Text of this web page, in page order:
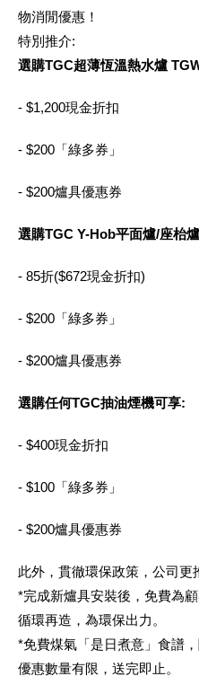
物消閒優惠！
特別推介:
選購TGC超薄恆溫熱水爐
- $1,200現金折扣
- $200「綠多券」
- $200爐具優惠券
選購TGC Y-Hob平面爐/座枱
- 85折($672現金折扣)
- $200「綠多券」
- $200爐具優惠券
選購任何TGC抽油煙機可享:
- $400現金折扣
- $100「綠多券」
- $200爐具優惠券
此外，貫徹環保政策，公司更
*完成新爐具安裝後，免費為
循環再造，為環保出力。
*免費煤氣「是日煮意」食譜
優惠數量有限，送完即止。